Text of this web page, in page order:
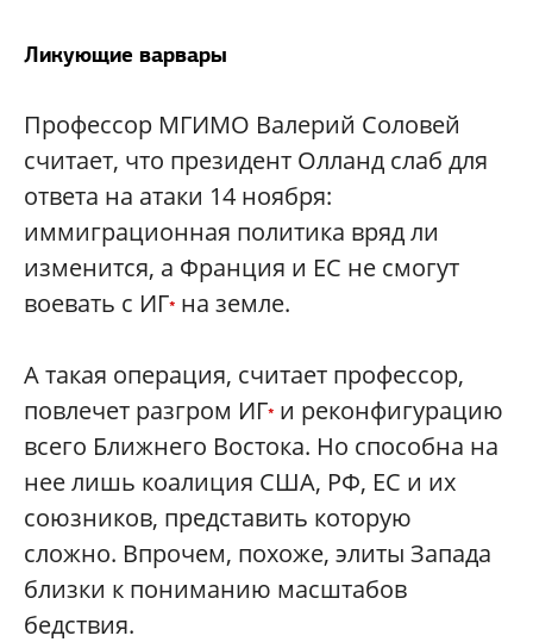
Ликующие варвары
Профессор МГИМО Валерий Соловей
считает, что президент Олланд слаб для
ответа на атаки 14 ноября:
иммиграционная политика вряд ли
изменится, а Франция и ЕС не смогут
воевать с ИГ* на земле.
А такая операция, считает профессор,
повлечет разгром ИГ* и реконфигурацию
всего Ближнего Востока. Но способна на
нее лишь коалиция США, РФ, ЕС и их
союзников, представить которую
сложно. Впрочем, похоже, элиты Запада
близки к пониманию масштабов
бедствия.